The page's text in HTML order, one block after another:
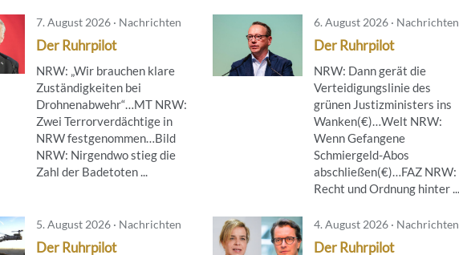
7. August 2026 · Nachrichten
Der Ruhrpilot
NRW: „Wir brauchen klare
Zuständigkeiten bei
Drohnenabwehr“…MT NRW:
Zwei Terrorverdächtige in
NRW festgenommen…Bild
NRW: Nirgendwo stieg die
Zahl der Badetoten ...
6. August 2026 · Nachrichten
Der Ruhrpilot
NRW: Dann gerät die
Verteidigungslinie des
grünen Justizministers ins
Wanken(€)…Welt NRW:
Wenn Gefangene
Schmiergeld-Abos
abschließen(€)…FAZ NRW:
Recht und Ordnung hinter ...
5. August 2026 · Nachrichten
Der Ruhrpilot
4. August 2026 · Nachrichten
Der Ruhrpilot